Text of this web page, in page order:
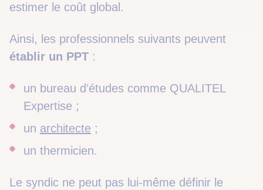
estimer le coût global.
Ainsi, les professionnels suivants peuvent
établir un PPT :
un bureau d’études comme QUALITEL
Expertise ;
un architecte ;
un thermicien.
Le syndic ne peut pas lui-même définir le